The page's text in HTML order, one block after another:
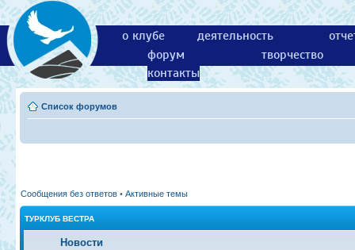
о клубе деятельность
форум
творчество
контакты
Список форумов
Сообщения без ответов • Активные темы
ТУРКЛУБ ВЕСТРА
Новости